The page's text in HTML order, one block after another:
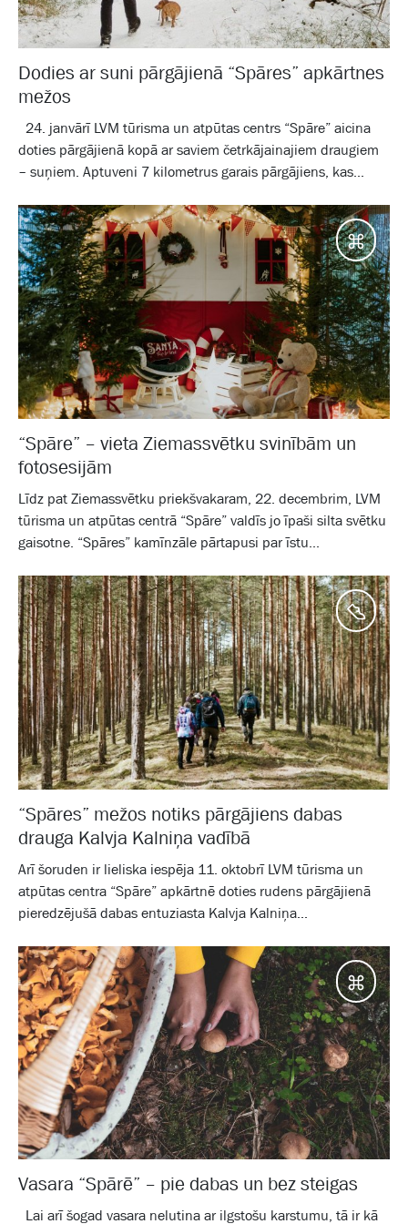
Dodies ar suni pārgājienā “Spāres” apkārtnes
mežos
24. janvārī LVM tūrisma un atpūtas centrs “Spāre” aicina
doties pārgājienā kopā ar saviem četrkājainajiem draugiem
– suņiem. Aptuveni 7 kilometrus garais pārgājiens, kas...
“Spāre” – vieta Ziemassvētku svinībām un
fotosesijām
Līdz pat Ziemassvētku priekšvakaram, 22. decembrim, LVM
tūrisma un atpūtas centrā “Spāre” valdīs jo īpaši silta svētku
gaisotne. “Spāres” kamīnzāle pārtapusi par īstu...
“Spāres” mežos notiks pārgājiens dabas
drauga Kalvja Kalniņa vadībā
Arī šoruden ir lieliska iespēja 11. oktobrī LVM tūrisma un
atpūtas centra “Spāre” apkārtnē doties rudens pārgājienā
pieredzējušā dabas entuziasta Kalvja Kalniņa...
Vasara “Spārē” – pie dabas un bez steigas
Lai arī šogad vasara nelutina ar ilgstošu karstumu, tā ir kā